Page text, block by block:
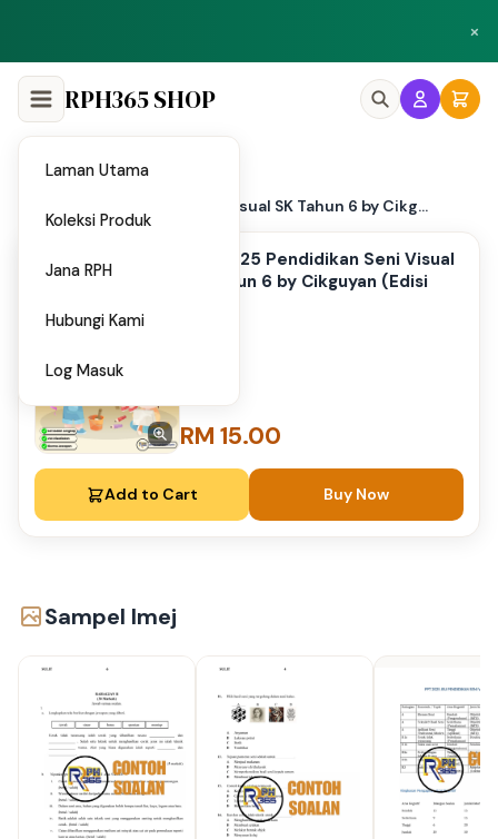
×
Laman Utama
Koleksi Produk
Jana RPH
Hubungi Kami
Log Masuk
RPH365 SHOP
Home
PPT 2025 Pendidikan Seni Visual SK Tahun 6 by Cikg...
PPT 2025 Pendidikan Seni Visual
SK Tahun 6 by Cikguyan (Edisi
RM 15.00
Add to Cart Buy Now
Sampel Imej